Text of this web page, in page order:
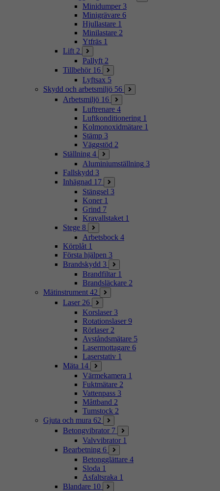
Minidumper 3
Minigrävare 6
Hjullastare 1
Minilastare 2
Ytfräs 1
Lift 2
Pallyft 2
Tillbehör 16
Lyftsax 5
Skydd och arbetsmiljö 56
Arbetsmiljö 16
Luftrenare 4
Luftkonditionering 1
Kolmonoxidmätare 1
Stämp 3
Väggstöd 2
Ställning 4
Aluminiumställning 3
Fallskydd 3
Inhägnad 17
Stängsel 3
Koner 1
Grind 7
Kravallstaket 1
Stege 8
Arbetsbock 4
Körplåt 1
Första hjälpen 3
Brandskydd 3
Brandfiltar 1
Brandsläckare 2
Mätinstrument 42
Laser 26
Korslaser 3
Rotationslaser 9
Rörlaser 2
Avståndsmätare 5
Lasermottagare 6
Laserstativ 1
Mäta 14
Värmekamera 1
Fuktmätare 2
Vattenpass 3
Måttband 2
Tumstock 2
Gjuta och mura 62
Betongvibrator 7
Valvvibrator 1
Bearbetning 6
Betongglättare 4
Sloda 1
Asfaltsraka 1
Blandare 10